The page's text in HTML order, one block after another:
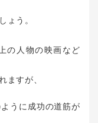
ょう。
の人物の映画など
ますが、
うに成功の道筋が